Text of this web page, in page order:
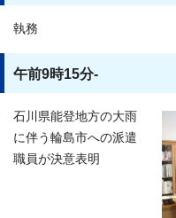
執務
午前9時15分-
石川県能登地方の大雨
に伴う輪島市への派遣
職員が決意表明